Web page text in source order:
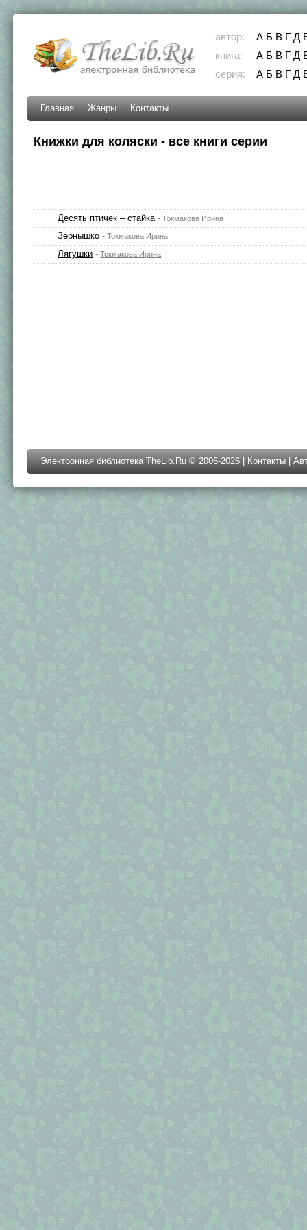
автор: А Б В Г Д
книга:
А Б В Г Д
серия:
А Б В Г Д
Главная Жанры Контакты
Книжки для коляски - все книги серии
Десять птичек – стайка -Токмакова Ирина
Зернышко -Токмакова Ирина
Лягушки -Токмакова Ирина
Электронная библиотека TheLib.Ru © 2006-2026 | Контакты |